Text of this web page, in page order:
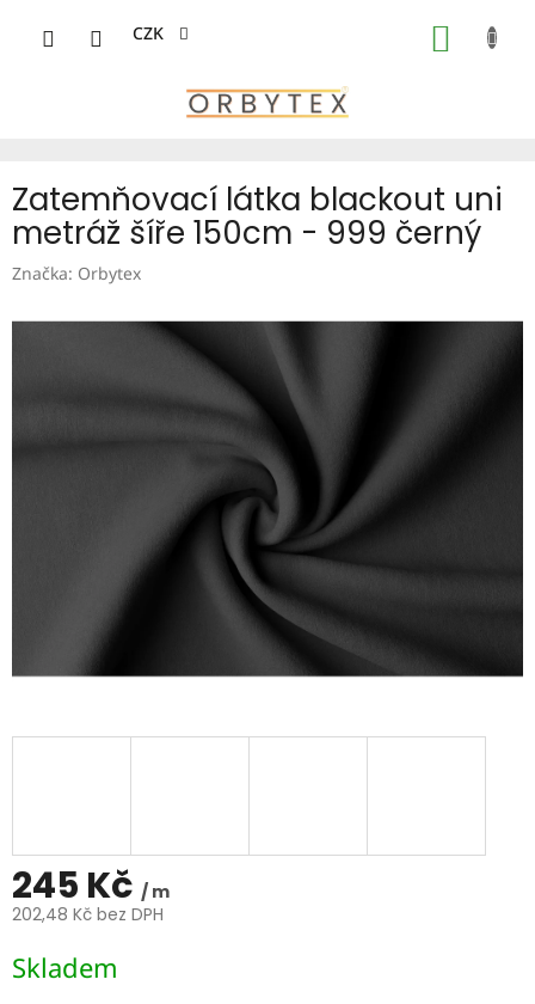
CZK
Zatemňovací látka blackout uni
metráž šíře 150cm - 999 černý
Značka: Orbytex
245 Kč / m
202,48 Kč bez DPH
cena:
Skladem